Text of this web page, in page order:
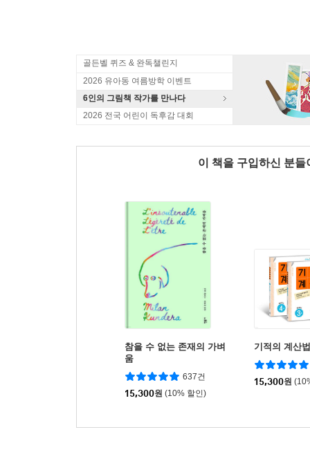
골든벨 퀴즈 & 완독챌린지
2026 유아동 여름방학 이벤트
6인의 그림책 작가를 만나다
2026 전국 어린이 독후감 대회
이 책을 구입하신 분
참을 수 없는 존재의 가벼
움
637건
15,300원 (10% 할인)
기적의 계산
15,300원